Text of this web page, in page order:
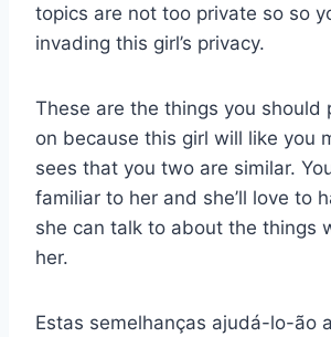
topics are not too private so so
invading this girl’s privacy.
These are the things you should
on because this girl will like you
sees that you two are similar.
familiar to her and she’ll love to
she can talk to about the things
her.
Estas semelhanças ajudá-lo-ão a